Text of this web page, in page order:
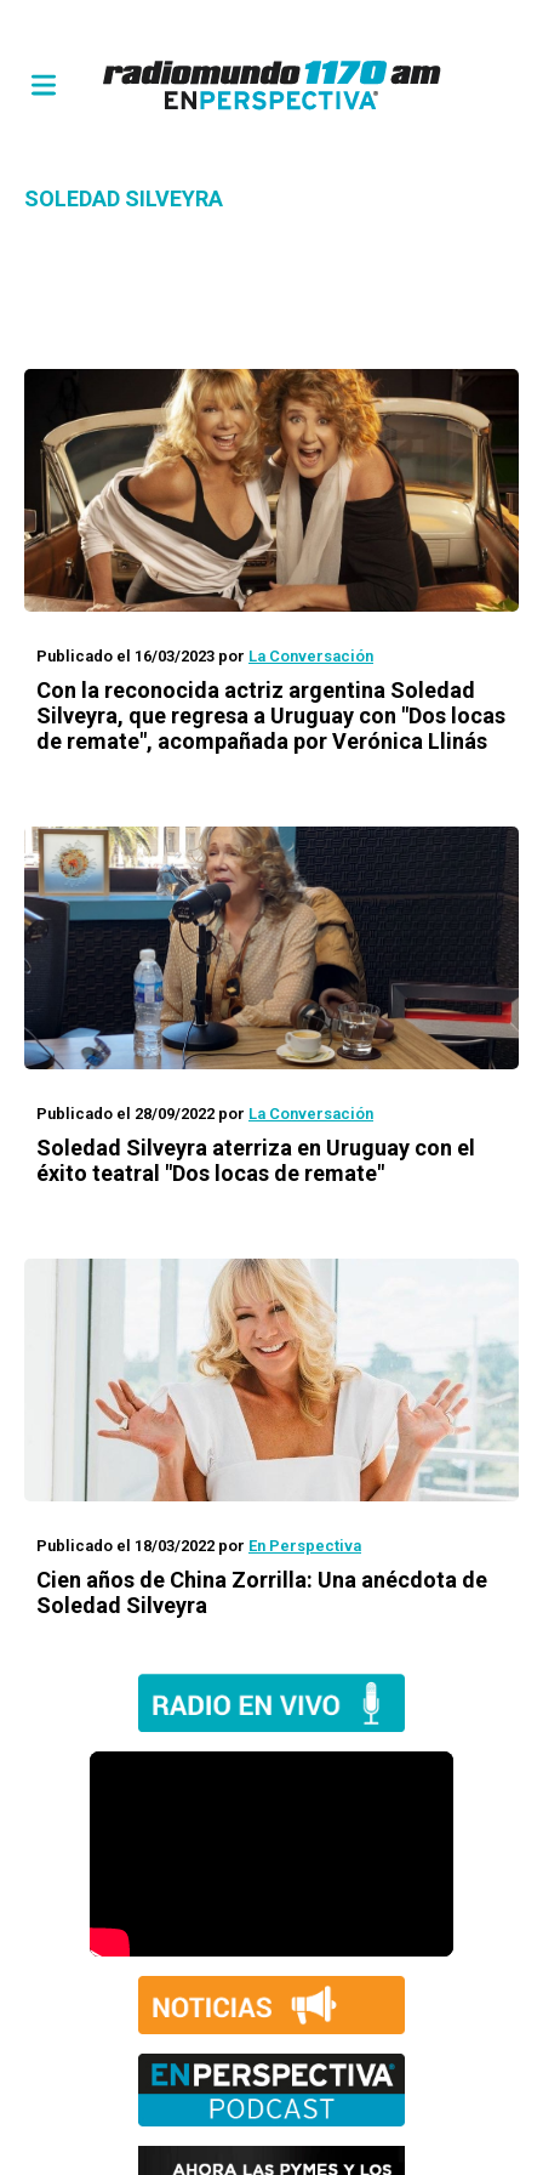
SOLEDAD SILVEYRA
Publicado el 16/03/2023 por La Conversación
Con la reconocida actriz argentina Soledad
Silveyra, que regresa a Uruguay con "Dos locas
de remate", acompañada por Verónica Llinás
Publicado el 28/09/2022 por La Conversación
Soledad Silveyra aterriza en Uruguay con el
éxito teatral "Dos locas de remate"
Publicado el 18/03/2022 por En Perspectiva
Cien años de China Zorrilla: Una anécdota de
Soledad Silveyra